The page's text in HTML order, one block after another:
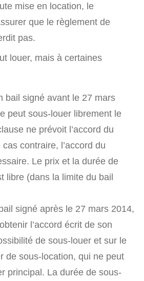
mise en location, le
que le règlement de
pas.
louer, mais à certaines
bail signé avant le 27 mars
peut sous-louer librement le
ne prévoit l’accord du
contraire, l’accord du
Le prix et la durée de
libre (dans la limite du bail
signé après le 27 mars 2014,
l’accord écrit de son
de sous-louer et sur le
de sous-location, qui ne peut
principal. La durée de sous-